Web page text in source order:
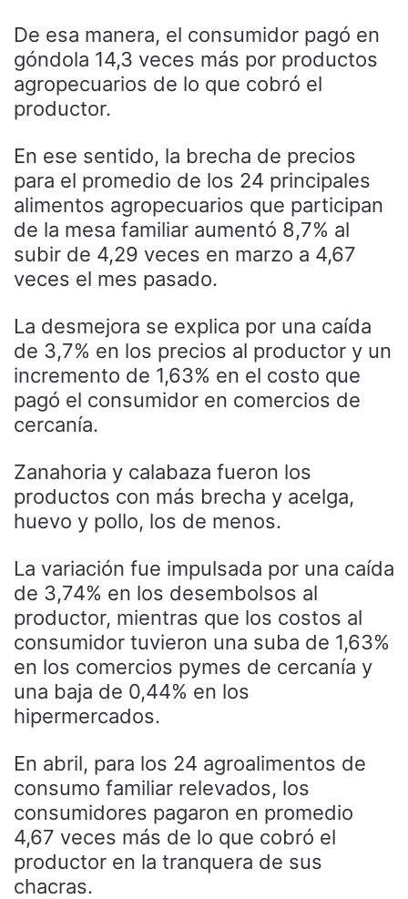
De esa manera, el consumidor pagó en
góndola 14,3 veces más por productos
agropecuarios de lo que cobró el
productor.
En ese sentido, la brecha de precios
para el promedio de los 24 principales
alimentos agropecuarios que participan
de la mesa familiar aumentó 8,7% al
subir de 4,29 veces en marzo a 4,67
veces el mes pasado.
La desmejora se explica por una caída
de 3,7% en los precios al productor y un
incremento de 1,63% en el costo que
pagó el consumidor en comercios de
cercanía.
Zanahoria y calabaza fueron los
productos con más brecha y acelga,
huevo y pollo, los de menos.
La variación fue impulsada por una caída
de 3,74% en los desembolsos al
productor, mientras que los costos al
consumidor tuvieron una suba de 1,63%
en los comercios pymes de cercanía y
una baja de 0,44% en los
hipermercados.
En abril, para los 24 agroalimentos de
consumo familiar relevados, los
consumidores pagaron en promedio
4,67 veces más de lo que cobró el
productor en la tranquera de sus
chacras.